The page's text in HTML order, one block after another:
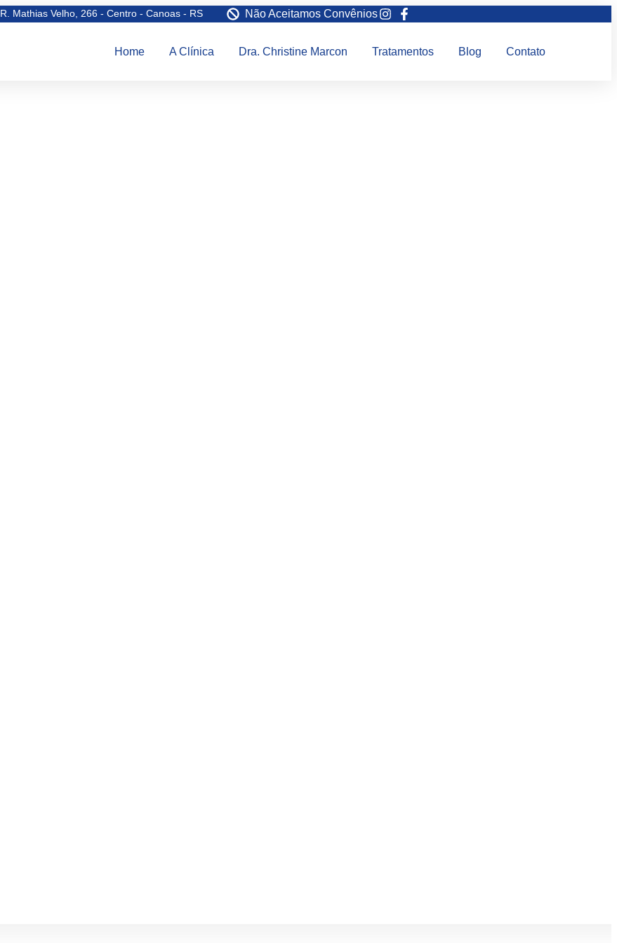
R. Mathias Velho, 266 - Centro - Canoas - RS Não Aceitamos Convênios
Home A Clínica Dra. Christine Marcon Tratamentos Blog Contato